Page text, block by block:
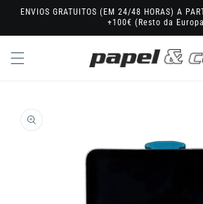
Saltar
para o
ENVIOS GRATUITOS (EM 24/48 HORAS) A
+100€ (Resto da
a
informação